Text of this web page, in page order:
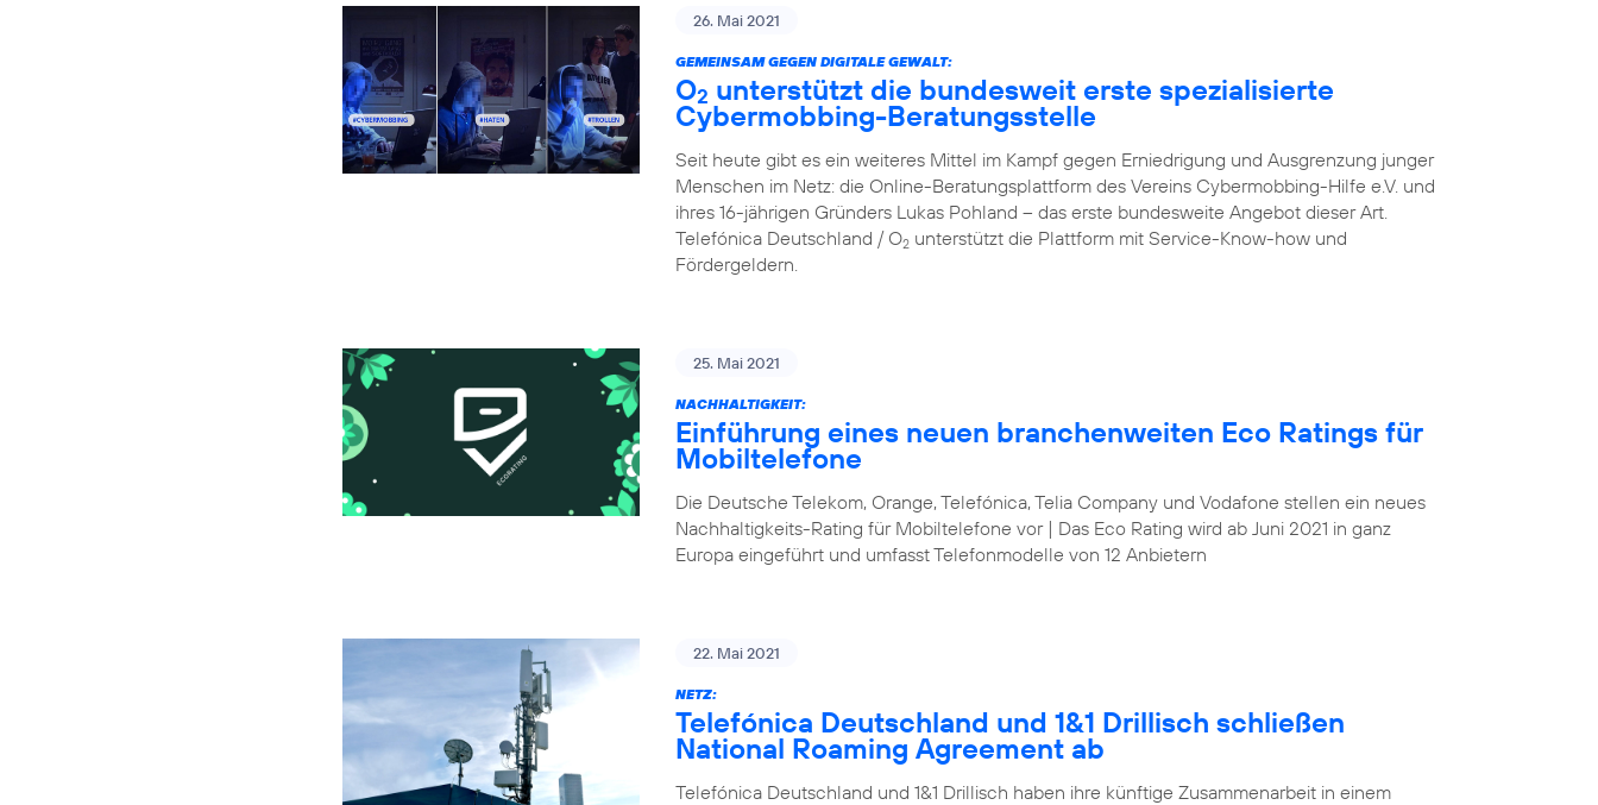
26. Mai 2021
GEMEINSAM GEGEN DIGITALE GEWALT:
O2 unterstützt die bundesweit erste spezialisierte
Cybermobbing-Beratungsstelle
Seit heute gibt es ein weiteres Mittel im Kampf gegen Erniedrigung und Ausgrenzung junger
Menschen im Netz: die Online-Beratungsplattform des Vereins Cybermobbing-Hilfe e.V. und
ihres 16-jährigen Gründers Lukas Pohland – das erste bundesweite Angebot dieser Art.
Telefónica Deutschland / O2 unterstützt die Plattform mit Service-Know-how und
Fördergeldern.
25. Mai 2021
NACHHALTIGKEIT:
Einführung eines neuen branchenweiten Eco Ratings für
Mobiltelefone
Die Deutsche Telekom, Orange, Telefónica, Telia Company und Vodafone stellen ein neues
Nachhaltigkeits-Rating für Mobiltelefone vor | Das Eco Rating wird ab Juni 2021 in ganz
Europa eingeführt und umfasst Telefonmodelle von 12 Anbietern
22. Mai 2021
NETZ:
Telefónica Deutschland und 1&1 Drillisch schließen
National Roaming Agreement ab
Telefónica Deutschland und 1&1 Drillisch haben ihre künftige Zusammenarbeit in einem